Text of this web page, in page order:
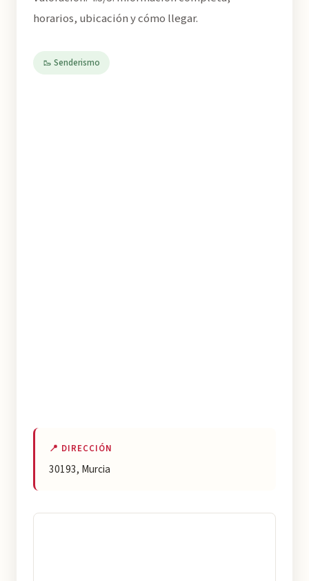
horarios, ubicación y cómo llegar.
🥾 Senderismo
📍 DIRECCIÓN
30193, Murcia